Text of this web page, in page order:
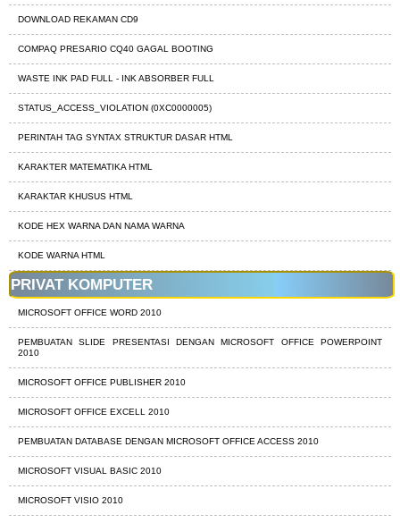
DOWNLOAD REKAMAN CD9
COMPAQ PRESARIO CQ40 GAGAL BOOTING
WASTE INK PAD FULL - INK ABSORBER FULL
STATUS_ACCESS_VIOLATION (0XC0000005)
PERINTAH TAG SYNTAX STRUKTUR DASAR HTML
KARAKTER MATEMATIKA HTML
KARAKTAR KHUSUS HTML
KODE HEX WARNA DAN NAMA WARNA
KODE WARNA HTML
PRIVAT KOMPUTER
MICROSOFT OFFICE WORD 2010
PEMBUATAN SLIDE PRESENTASI DENGAN MICROSOFT OFFICE POWERPOINT
2010
MICROSOFT OFFICE PUBLISHER 2010
MICROSOFT OFFICE EXCELL 2010
PEMBUATAN DATABASE DENGAN MICROSOFT OFFICE ACCESS 2010
MICROSOFT VISUAL BASIC 2010
MICROSOFT VISIO 2010